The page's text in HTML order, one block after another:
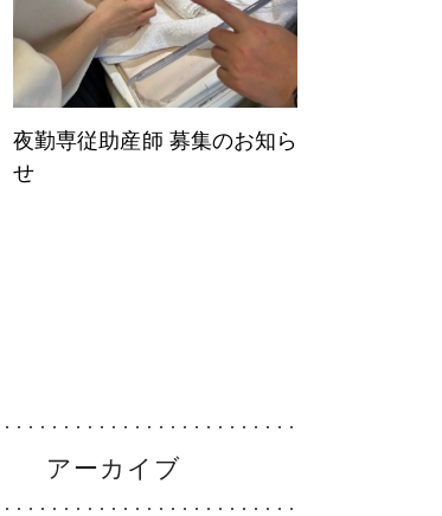
生 Welfare
夜勤専従助産師 募集のお知ら
せ
アーカイブ